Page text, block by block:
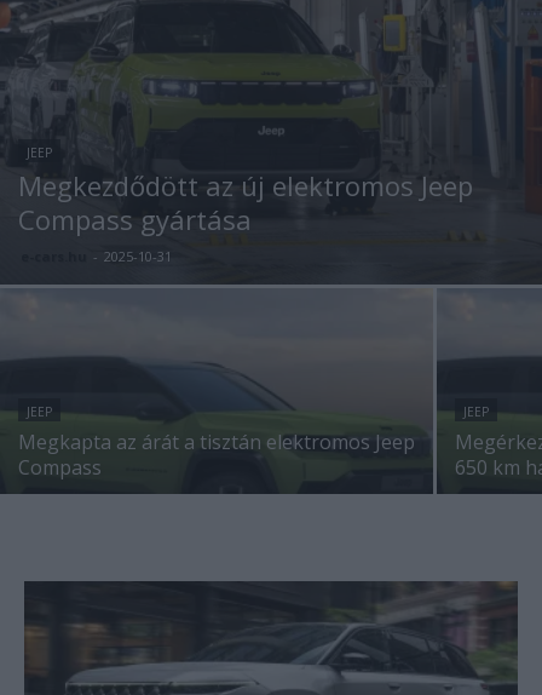
JEEP
Megkezdődött az új elektromos Jeep
Compass gyártása
- 2025-10-31
JEEP
Megkapta az árát a tisztán elektromos Jeep
Compass
JEEP
650 km